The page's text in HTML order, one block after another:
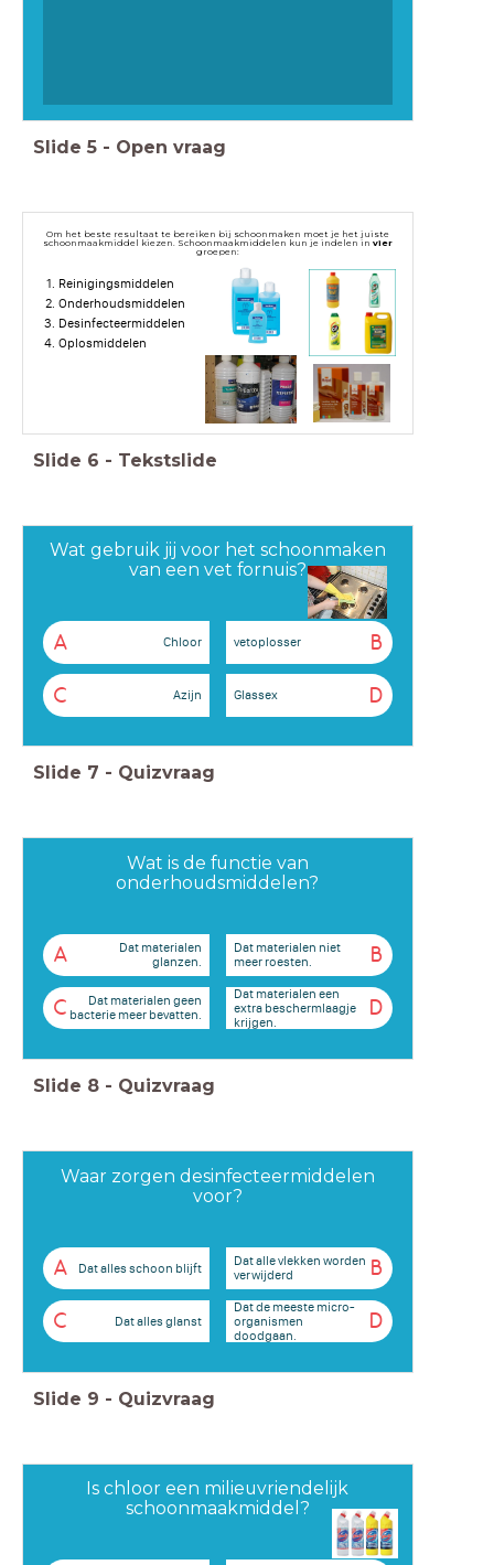
Slide 5 - Open vraag
Om het beste resultaat te bereiken bij schoonmaken moet je het juiste
schoonmaakmiddel kiezen. Schoonmaakmiddelen kun je indelen in vier
groepen:
Reinigingsmiddelen
Onderhoudsmiddelen
Desinfecteermiddelen
Oplosmiddelen
Slide 6 - Tekstslide
Wat gebruik jij voor het schoonmaken
van een vet fornuis?
A Chloor B
vetoplosser
C Azijn D
Glassex
Slide 7 - Quizvraag
Wat is de functie van
onderhoudsmiddelen?
A
Dat materialen
glanzen.
B
Dat materialen niet
meer roesten.
C
Dat materialen geen
bacterie meer bevatten.
D
Dat materialen een
extra beschermlaagje
krijgen.
Slide 8 - Quizvraag
Waar zorgen desinfecteermiddelen
voor?
A Dat alles schoon blijft B
Dat alle vlekken worden
verwijderd
C Dat alles glanst D
Dat de meeste micro-
organismen
doodgaan.
Slide 9 - Quizvraag
Is chloor een milieuvriendelijk
schoonmaakmiddel?